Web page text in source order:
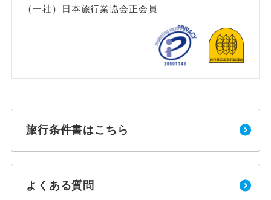
（一社）日本旅行業協会正会員
旅行条件書はこちら
よくある質問